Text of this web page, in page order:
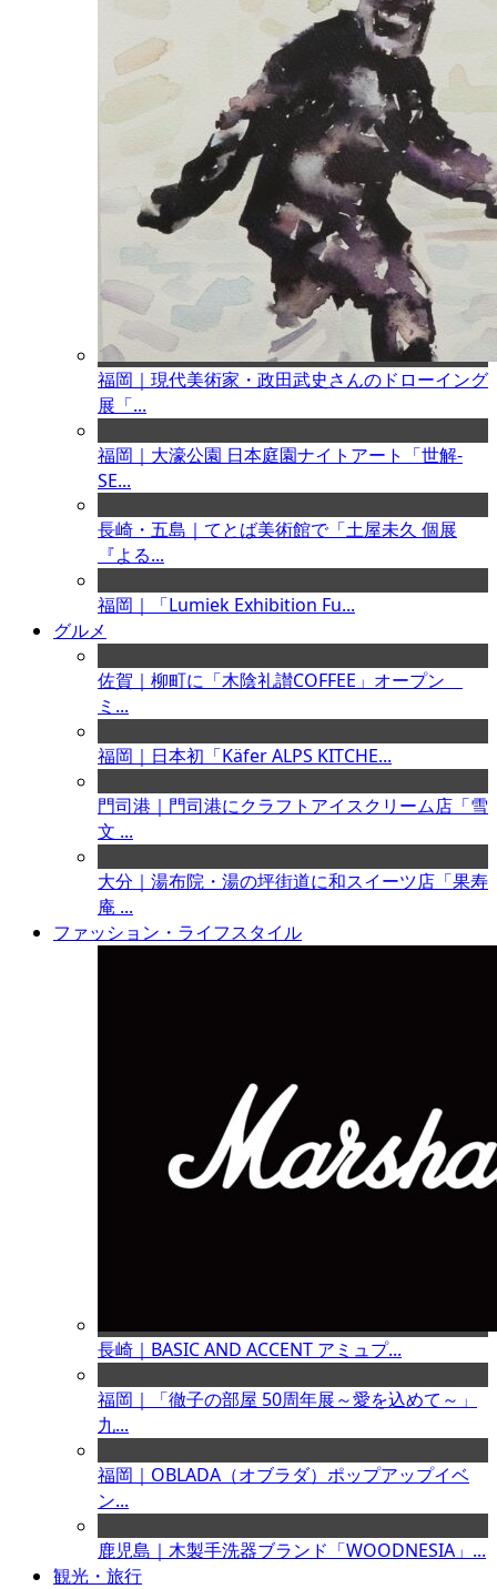
福岡｜現代美術家・政田武史さんのドローイング
展「...
福岡｜大濠公園 日本庭園ナイトアート「世解-
SE...
長崎・五島｜てとば美術館で「土屋未久 個展
『よる...
福岡｜「Lumiek Exhibition Fu...
グルメ
佐賀｜柳町に「木陰礼讃COFFEE」オープン
ミ...
福岡｜日本初「Käfer ALPS KITCHE...
門司港｜門司港にクラフトアイスクリーム店「雪
文 ...
大分｜湯布院・湯の坪街道に和スイーツ店「果寿
庵 ...
ファッション・ライフスタイル
長崎｜BASIC AND ACCENT アミュプ...
福岡｜「徹子の部屋 50周年展～愛を込めて～」
九...
福岡｜OBLADA（オブラダ）ポップアップイベ
ン...
鹿児島｜木製手洗器ブランド「WOODNESIA」...
観光・旅行